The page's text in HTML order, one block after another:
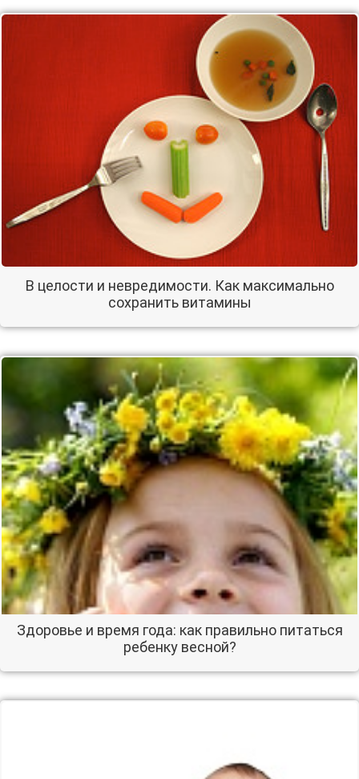
В целости и невредимости. Как максимально
сохранить витамины
Здоровье и время года: как правильно питаться
ребенку весной?